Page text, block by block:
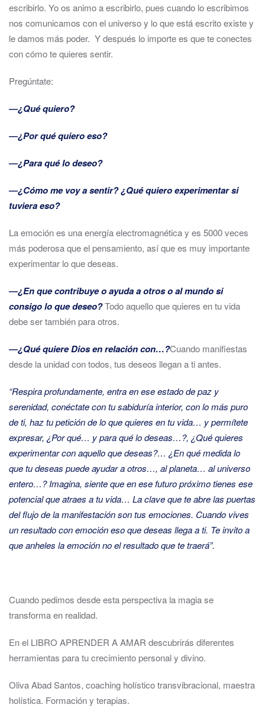
escribirlo. Yo os animo a escribirlo, pues cuando lo escribimos
nos comunicamos con el universo y lo que está escrito existe y
le damos más poder. Y después lo importe es que te conectes
con cómo te quieres sentir.
Pregúntate:
―¿Qué quiero?
―¿Por qué quiero eso?
―¿Para qué lo deseo?
―¿Cómo me voy a sentir? ¿Qué quiero experimentar si
tuviera eso?
La emoción es una energía electromagnética y es 5000 veces
más poderosa que el pensamiento, así que es muy importante
experimentar lo que deseas.
―¿En que contribuye o ayuda a otros o al mundo si
consigo lo que deseo?Todo aquello que quieres en tu vida
debe ser también para otros.
―¿Qué quiere Dios en relación con…?Cuando manifiestas
desde la unidad con todos, tus deseos llegan a ti antes.
“Respira profundamente, entra en ese estado de paz y
serenidad, conéctate con tu sabiduría interior, con lo más puro
de ti, haz tu petición de lo que quieres en tu vida… y permítete
expresar, ¿Por qué… y para qué lo deseas…?, ¿Qué quieres
experimentar con aquello que deseas?… ¿En qué medida lo
que tu deseas puede ayudar a otros…, al planeta… al universo
entero…? Imagina, siente que en ese futuro próximo tienes ese
potencial que atraes a tu vida… La clave que te abre las puertas
del flujo de la manifestación son tus emociones. Cuando vives
un resultado con emoción eso que deseas llega a ti. Te invito a
que anheles la emoción no el resultado que te traerá”.
Cuando pedimos desde esta perspectiva la magia se
transforma en realidad.
En el LIBRO APRENDER A AMAR descubrirás diferentes
herramientas para tu crecimiento personal y divino.
Oliva Abad Santos, coaching holístico transvibracional, maestra
holística. Formación y terapias.